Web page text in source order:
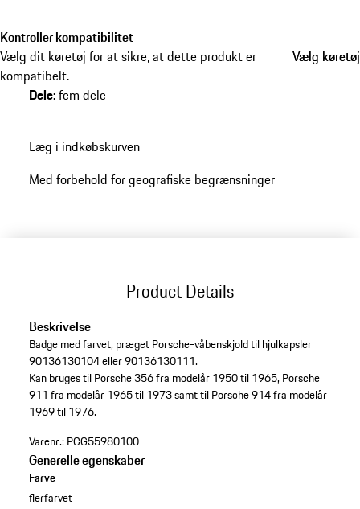
Kontroller kompatibilitet
Vælg dit køretøj for at sikre, at dette produkt er
kompatibelt.
Vælg køretøj
Vælg køretøj
Dele:fem dele
Læg i indkøbskurven
Med forbehold for geografiske begrænsninger
Product Details
Beskrivelse
Badge med farvet, præget Porsche-våbenskjold til hjulkapsler
90136130104 eller 90136130111.
Kan bruges til Porsche 356 fra modelår 1950 til 1965, Porsche
911 fra modelår 1965 til 1973 samt til Porsche 914 fra modelår
1969 til 1976.
Varenr.: PCG55980100
Generelle egenskaber
Farve
flerfarvet